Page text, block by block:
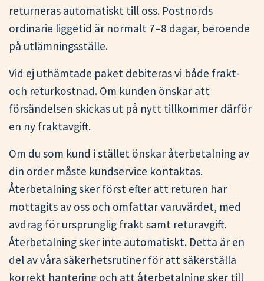
returneras automatiskt till oss. Postnords
ordinarie liggetid är normalt 7–8 dagar, beroende
på utlämningsställe.
Vid ej uthämtade paket debiteras vi både frakt-
och returkostnad. Om kunden önskar att
försändelsen skickas ut på nytt tillkommer därför
en ny fraktavgift.
Om du som kund i stället önskar återbetalning av
din order måste kundservice kontaktas.
Återbetalning sker först efter att returen har
mottagits av oss och omfattar varuvärdet, med
avdrag för ursprunglig frakt samt returavgift.
Återbetalning sker inte automatiskt. Detta är en
del av våra säkerhetsrutiner för att säkerställa
korrekt hantering och att återbetalning sker till